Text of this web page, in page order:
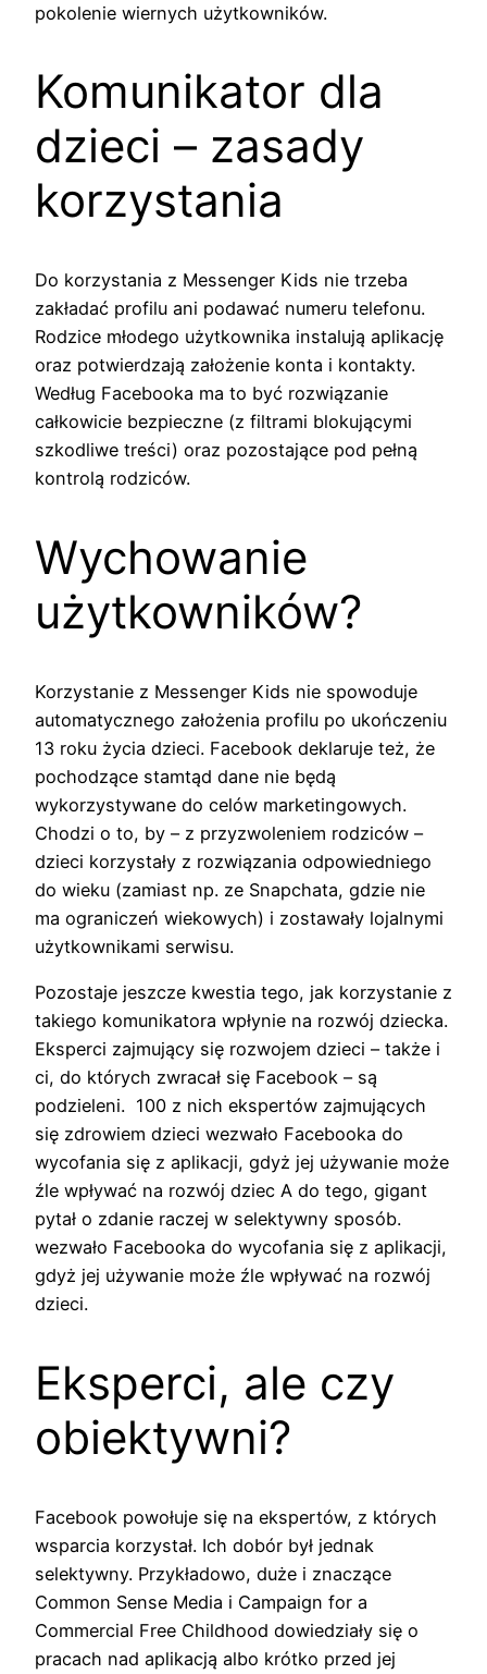
pokolenie wiernych użytkowników.
Komunikator dla
dzieci – zasady
korzystania
Do korzystania z Messenger Kids nie trzeba
zakładać profilu ani podawać numeru telefonu.
Rodzice młodego użytkownika instalują aplikację
oraz potwierdzają założenie konta i kontakty.
Według Facebooka ma to być rozwiązanie
całkowicie bezpieczne (z filtrami blokującymi
szkodliwe treści) oraz pozostające pod pełną
kontrolą rodziców.
Wychowanie
użytkowników?
Korzystanie z Messenger Kids nie spowoduje
automatycznego założenia profilu po ukończeniu
13 roku życia dzieci. Facebook deklaruje też, że
pochodzące stamtąd dane nie będą
wykorzystywane do celów marketingowych.
Chodzi o to, by – z przyzwoleniem rodziców –
dzieci korzystały z rozwiązania odpowiedniego
do wieku (zamiast np. ze Snapchata, gdzie nie
ma ograniczeń wiekowych) i zostawały lojalnymi
użytkownikami serwisu.
Pozostaje jeszcze kwestia tego, jak korzystanie z
takiego komunikatora wpłynie na rozwój dziecka.
Eksperci zajmujący się rozwojem dzieci – także i
ci, do których zwracał się Facebook – są
podzieleni. 100 z nich ekspertów zajmujących
się zdrowiem dzieci wezwało Facebooka do
wycofania się z aplikacji, gdyż jej używanie może
źle wpływać na rozwój dziec A do tego, gigant
pytał o zdanie raczej w selektywny sposób.
wezwało Facebooka do wycofania się z aplikacji,
gdyż jej używanie może źle wpływać na rozwój
dzieci.
Eksperci, ale czy
obiektywni?
Facebook powołuje się na ekspertów, z których
wsparcia korzystał. Ich dobór był jednak
selektywny. Przykładowo, duże i znaczące
Common Sense Media i Campaign for a
Commercial Free Childhood dowiedziały się o
pracach nad aplikacją albo krótko przed jej